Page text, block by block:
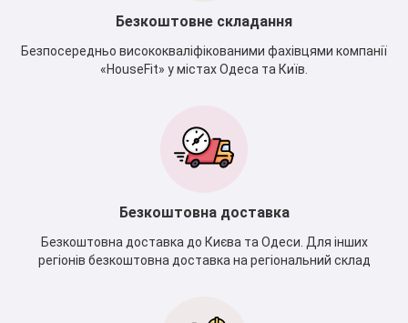
Безкоштовне складання
Безпосередньо висококваліфікованими фахівцями компанії
«HouseFit» у містах Одеса та Київ.
Безкоштовна доставка
Безкоштовна доставка до Києва та Одеси. Для інших
регіонів безкоштовна доставка на регіональний склад